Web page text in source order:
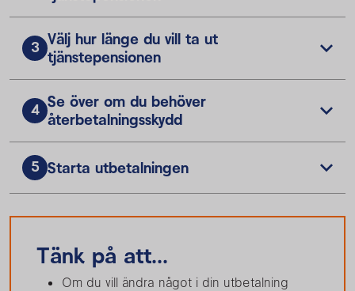
3 Välj hur länge du vill ta ut
tjänstepensionen
4 Se över om du behöver
återbetalningsskydd
5 Starta utbetalningen
Tänk på att...
Om du vill ändra något i din utbetalning